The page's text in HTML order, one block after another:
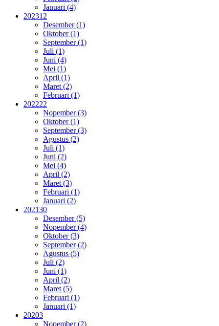
Januari (4)
202312
Desember (1)
Oktober (1)
September (1)
Juli (1)
Juni (4)
Mei (1)
April (1)
Maret (2)
Februari (1)
202222
Nopember (3)
Oktober (1)
September (3)
Agustus (2)
Juli (1)
Juni (2)
Mei (4)
April (2)
Maret (3)
Februari (1)
Januari (2)
202130
Desember (5)
Nopember (4)
Oktober (3)
September (2)
Agustus (5)
Juli (2)
Juni (1)
April (2)
Maret (5)
Februari (1)
Januari (1)
20203
Nopember (2)